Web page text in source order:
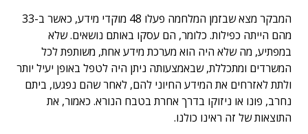
המבקר מצא שבזמן המלחמה פעלו 48 מוקדי מידע, כאשר ב-33
מהם הייתה כפילות. כלומר, הם עסקו באותם נושאים. שלא
במפתיע, מה שלא היה הוא מערכת מידע אחת, משותפת לכל
המשרדים ומתכללת, שבאמצעותה ניתן היה לטפל באופן יעיל יותר
ולתת לאזרחים את המידע החיוני להם, לאחר שהם נפגעו, ביתם
נחרב, פונו או ניזוקו בדרך אחרת בטבח הנורא. כאמור, את
התוצאות של זה ראינו כולנו.